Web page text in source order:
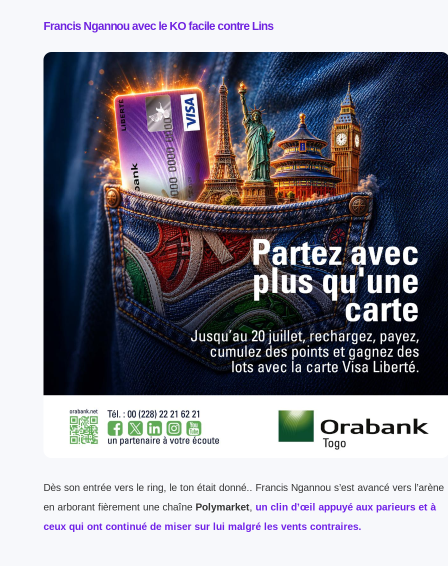
Francis Ngannou avec le KO facile contre Lins
Dès son entrée vers le ring, le ton était donné.. Francis Ngannou s’est avancé vers l’arène
en arborant fièrement une chaîne Polymarket, un clin d’œil appuyé aux parieurs et à
ceux qui ont continué de miser sur lui malgré les vents contraires.